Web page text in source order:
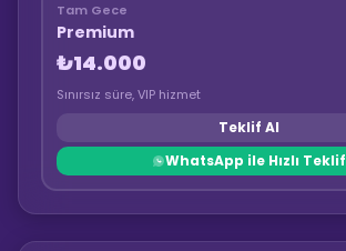
Tam Gece
Premium
₺14.000
Sınırsız süre, VIP hizmet
Teklif Al
WhatsApp ile Hızlı Teklif